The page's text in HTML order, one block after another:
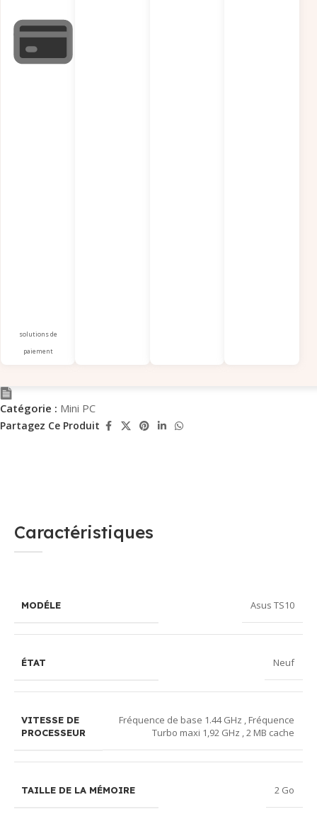
solutions de
paiement
Catégorie : Mini PC
Partagez Ce Produit
Caractéristiques
MODÉLE Asus TS10
ÉTAT Neuf
VITESSE DE
PROCESSEUR
Fréquence de base 1.44 GHz , Fréquence
Turbo maxi 1,92 GHz , 2 MB cache
TAILLE DE LA MÉMOIRE 2 Go